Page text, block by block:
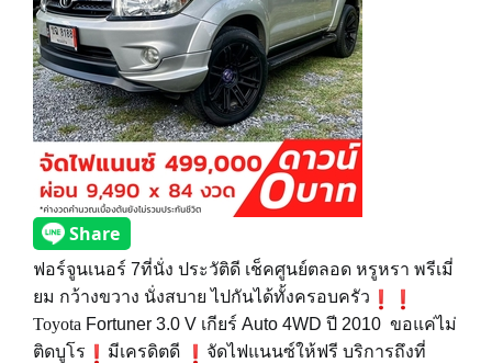
ฟอร์จูนเนอร์ 7ที่นั่ง ประวัติดี เช็คศูนย์ตลอด หรูหรา พรีเมี่
ยม กว้างขวาง นั่งสบาย ไปกันได้ทั้งครอบครัว
Toyota Fortuner 3.0 V เกียร์ Auto 4WD ปี 2010 ขอแค่ไม่
ติดบูโร
มีเครดิตดี
จัดไฟแนนซ์ให้ฟรี บริการถึงที่